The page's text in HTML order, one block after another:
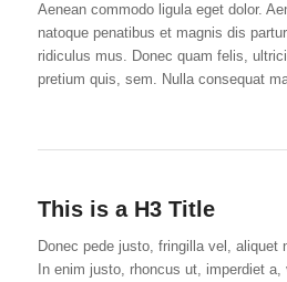
Aenean commodo ligula eget dolor.
natoque penatibus et magnis dis
ridiculus mus. Donec quam felis,
pretium quis, sem. Nulla consequat
This is a H3 Title
Donec pede justo, fringilla vel, aliquet
In enim justo, rhoncus ut, imperdiet a,